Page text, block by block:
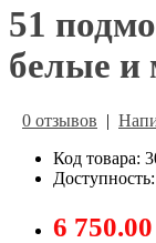
51
белые и
0 отзывов |
Код товара:
6